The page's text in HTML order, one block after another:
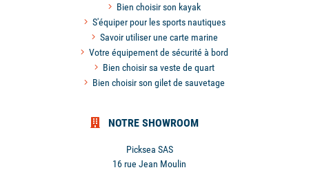
Bien choisir son kayak
S'équiper pour les sports nautiques
Savoir utiliser une carte marine
Votre équipement de sécurité à bord
Bien choisir sa veste de quart
Bien choisir son gilet de sauvetage
NOTRE SHOWROOM
Picksea SAS
16 rue Jean Moulin